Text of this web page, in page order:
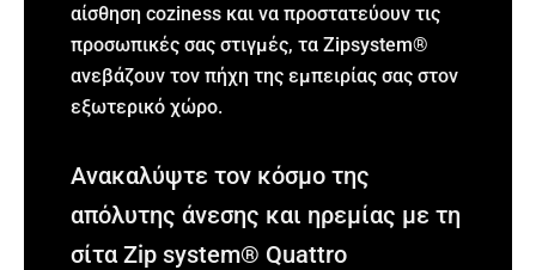
αίσθηση coziness και να προστατεύουν τις
προσωπικές σας στιγμές, τα Zipsystem®
ανεβάζουν τον πήχη της εμπειρίας σας στον
εξωτερικό χώρο.
Ανακαλύψτε τον κόσμο της
απόλυτης άνεσης και ηρεμίας με τη
σίτα Zip system® Quattro